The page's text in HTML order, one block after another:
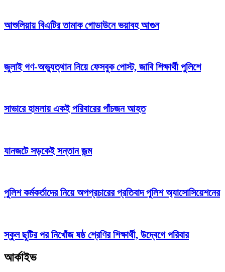
আশুলিয়ায় বিএটির তামাক গোডাউনে ভয়াবহ আগুন
জুলাই গণ-অভ্যুত্থান নিয়ে ফেসবুক পোস্ট, জাবি শিক্ষার্থী পুলিশে
সাভারে হামলায় একই পরিবারের পাঁচজন আহত
যানজটে সড়কেই সন্তান জন্ম
পুলিশ কর্মকর্তাদের নিয়ে অপপ্রচারের প্রতিবাদ পুলিশ অ্যাসোসিয়েশনের
স্কুল ছুটির পর নিখোঁজ ষষ্ঠ শ্রেণির শিক্ষার্থী, উদ্বেগে পরিবার
আর্কাইভ